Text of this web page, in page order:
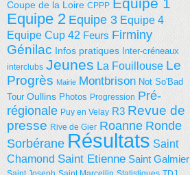
Coupe de la Loire CPPP Equipe 1
Equipe 2 Equipe 3 Equipe 4
Equipe Cup 42 Feurs Firminy
Génilac Infos pratiques Inter-créneaux
interclubs Jeunes La Fouillouse Le
Progrès Mairie Montbrison Not So'Bad
Tour Oullins Photos Progression Pré-
régionale Puy en Velay R3 Revue de
presse Rive de Gier Roanne Ronde
Sorbérane Résultats Saint
Chamond Saint Etienne Saint Galmier